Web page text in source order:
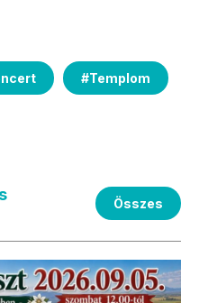
#Templom
Összes